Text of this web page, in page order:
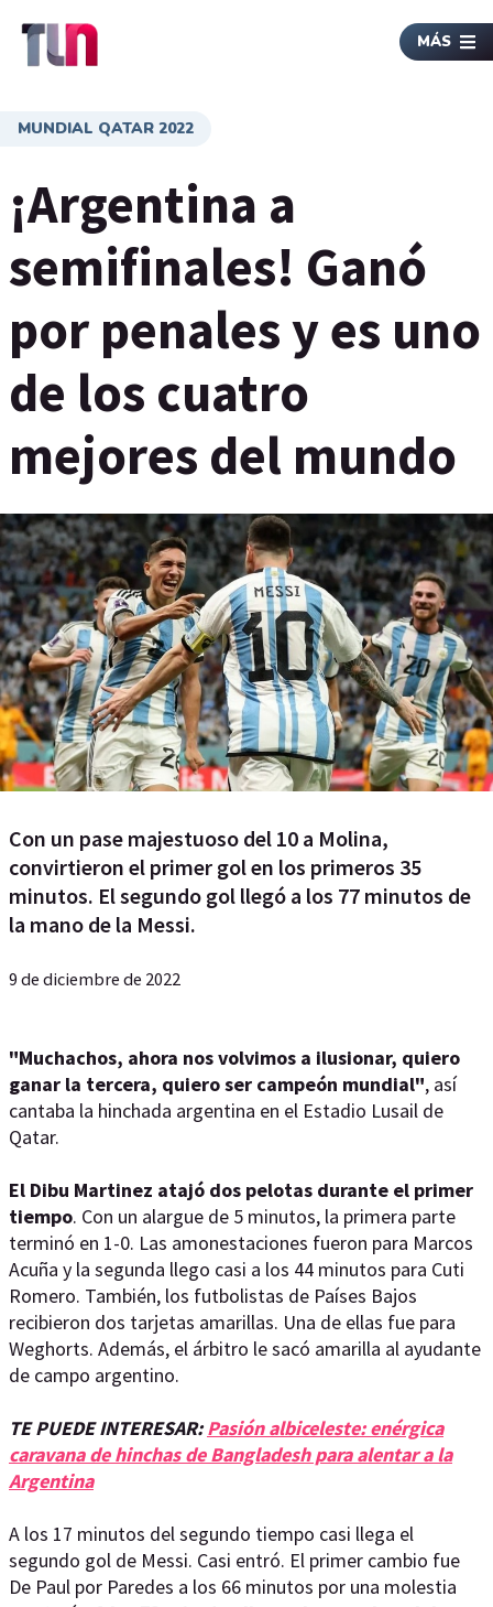
MÁS
MUNDIAL QATAR 2022
¡Argentina a
semifinales! Ganó
por penales y es uno
de los cuatro
mejores del mundo
Con un pase majestuoso del 10 a Molina,
convirtieron el primer gol en los primeros 35
minutos. El segundo gol llegó a los 77 minutos de
la mano de la Messi.
9 de diciembre de 2022
"Muchachos, ahora nos volvimos a ilusionar, quiero
ganar la tercera, quiero ser campeón mundial", así
cantaba la hinchada argentina en el Estadio Lusail de
Qatar.
El Dibu Martinez atajó dos pelotas durante el primer
tiempo. Con un alargue de 5 minutos, la primera parte
terminó en 1-0. Las amonestaciones fueron para Marcos
Acuña y la segunda llego casi a los 44 minutos para Cuti
Romero. También, los futbolistas de Países Bajos
recibieron dos tarjetas amarillas. Una de ellas fue para
Weghorts. Además, el árbitro le sacó amarilla al ayudante
de campo argentino.
TE PUEDE INTERESAR: Pasión albiceleste: enérgica
caravana de hinchas de Bangladesh para alentar a la
Argentina
A los 17 minutos del segundo tiempo casi llega el
segundo gol de Messi. Casi entró. El primer cambio fue
De Paul por Paredes a los 66 minutos por una molestia